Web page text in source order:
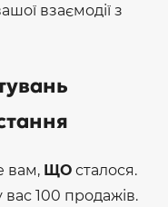
взаємодії з
вам, ЩО сталося.
100 продажів.